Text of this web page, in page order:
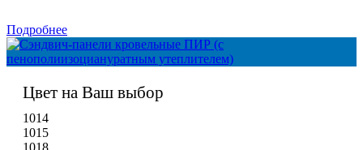
Подробнее
Цвет на Ваш выбор
1014
1015
1018